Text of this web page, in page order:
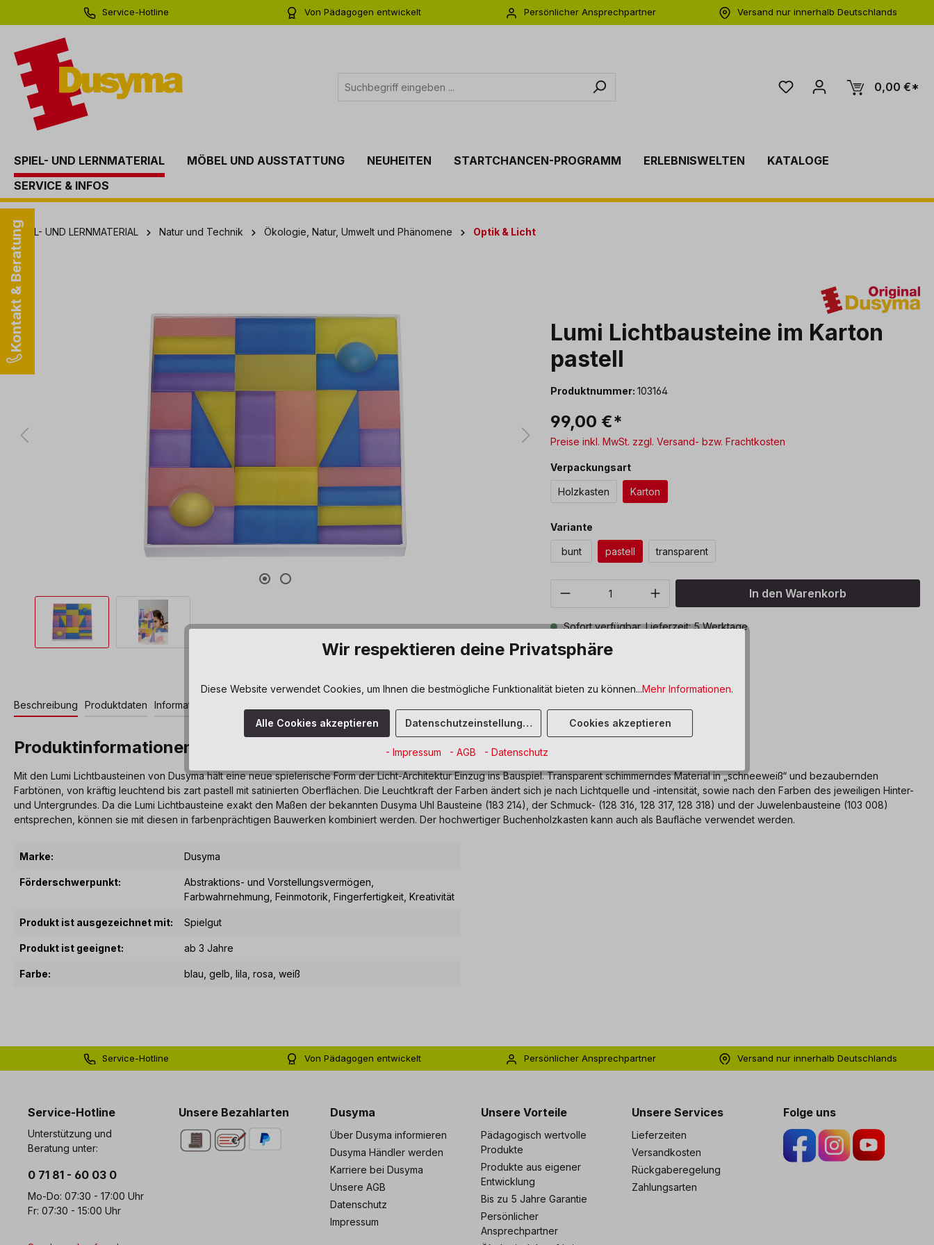
Zur Hauptnavigation springen
Service-Hotline
Von Pädagogen entwickelt
Persönlicher Ansprechpartner
Versand nur innerhalb Deutschlands
0,00 €*
SPIEL- UND LERNMATERIAL MÖBEL UND AUSSTATTUNG NEUHEITEN STARTCHANCEN-PROGRAMM ERLEBNISWELTEN
KATALOGE
SERVICE & INFOS
Kontakt & Beratung
SPIEL- UND LERNMATERIAL Natur und Technik Ökologie, Natur, Umwelt und Phänomene Optik & Licht
Bildergalerie überspringen
Lumi Lichtbausteine im Karton
pastell
Produktnummer:103164
99,00 €*
Preise inkl. MwSt. zzgl. Versand- bzw. Frachtkosten
Verpackungsartauswählen
Holzkasten Karton
Variante
bunt pastell transparent
Produkt Anzahl: Gib den gewünschten Wert
In den Warenkorb
Sofort verfügbar, Lieferzeit: 5 Werktage
Zum Merkzettel hinzufügen
Beschreibung Produktdaten Informationen und Hinweise
Produktinformationen "Lumi Lichtbausteine im Karton pastell"
Mit den Lumi Lichtbausteinen von Dusyma hält eine neue spielerische Form der Licht-Architektur Einzug ins Bauspiel. Transparent schimmerndes Material in „schneeweiß“ und bezaubernden
Farbtönen, von kräftig leuchtend bis zart pastell mit satinierten Oberflächen. Die Leuchtkraft der Farben ändert sich je nach Lichtquelle und -intensität, sowie nach den Farben des jeweiligen Hinter-
und Untergrundes. Da die Lumi Lichtbausteine exakt den Maßen der bekannten Dusyma Uhl Bausteine (183 214), der Schmuck- (128 316, 128 317, 128 318) und der Juwelenbausteine (103 008)
entsprechen, können sie mit diesen in farbenprächtigen Bauwerken kombiniert werden. Der hochwertiger Buchenholzkasten kann auch als Baufläche verwendet werden.
Marke: Dusyma
Förderschwerpunkt: Abstraktions- und Vorstellungsvermögen
Farbwahrnehmung , Feinmotorik , Fingerfertigkeit , Kreativität
Produkt ist ausgezeichnet mit: Spielgut
Produkt ist geeignet: ab 3 Jahre
Farbe: blau , gelb , lila , rosa , weiß
Service-Hotline
Von Pädagogen entwickelt
Persönlicher Ansprechpartner
Versand nur innerhalb Deutschlands
Service-Hotline
Unterstützung und
Beratung unter:
0 71 81 - 60 03 0
Mo-Do: 07:30 - 17:00 Uhr
Fr: 07:30 - 15:00 Uhr
Unsere Bezahlarten Dusyma
Über Dusyma informieren
Dusyma Händler werden
Karriere bei Dusyma
Unsere AGB
Datenschutz
Impressum
Unsere Vorteile
Pädagogisch wertvolle
Produkte
Produkte aus eigener
Entwicklung
Bis zu 5 Jahre Garantie
Persönlicher
Ansprechpartner
Unsere Services
Lieferzeiten
Versandkosten
Rückgaberegelung
Zahlungsarten
Folge uns
Wir respektieren deine Privatsphäre
Diese Website verwendet Cookies, um Ihnen die bestmögliche Funktionalität bieten zu können...Mehr Informationen.
Alle Cookies akzeptieren Datenschutzeinstellungen Cookies akzeptieren
- Impressum - AGB - Datenschutz